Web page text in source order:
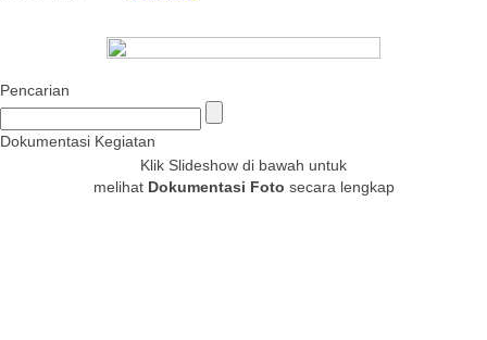
Pencarian
Dokumentasi Kegiatan
Klik Slideshow di bawah untuk
melihat Dokumentasi Foto secara lengkap